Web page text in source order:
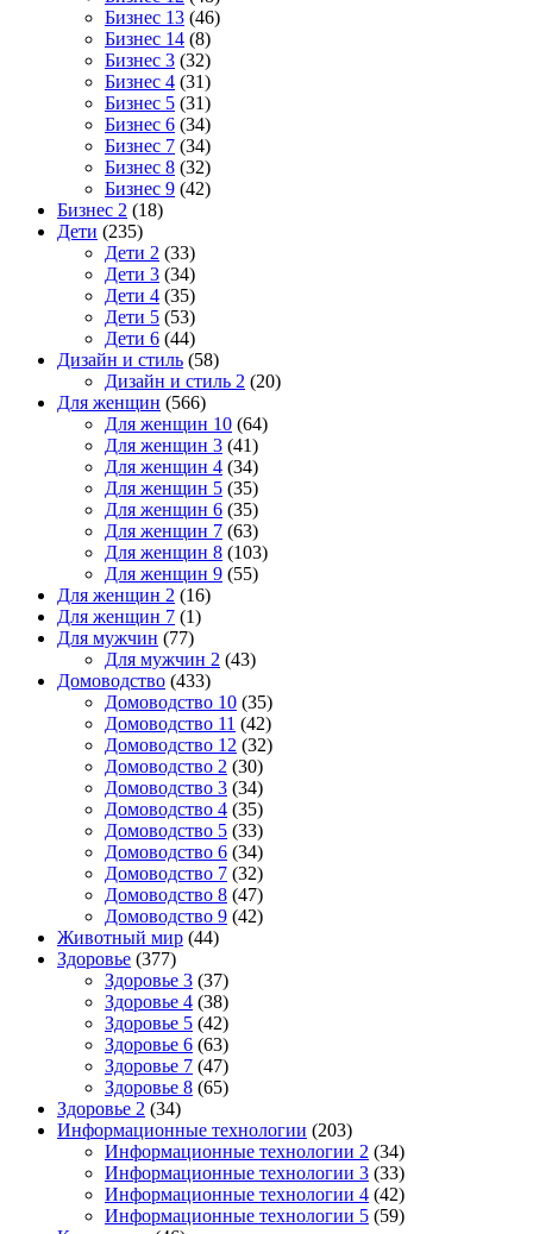
Бизнес 13 (46)
Бизнес 14 (8)
Бизнес 3 (32)
Бизнес 4 (31)
Бизнес 5 (31)
Бизнес 6 (34)
Бизнес 7 (34)
Бизнес 8 (32)
Бизнес 9 (42)
Бизнес 2 (18)
Дети (235)
Дети 2 (33)
Дети 3 (34)
Дети 4 (35)
Дети 5 (53)
Дети 6 (44)
Дизайн и стиль (58)
Дизайн и стиль 2 (20)
Для женщин (566)
Для женщин 10 (64)
Для женщин 3 (41)
Для женщин 4 (34)
Для женщин 5 (35)
Для женщин 6 (35)
Для женщин 7 (63)
Для женщин 8 (103)
Для женщин 9 (55)
Для женщин 2 (16)
Для женщин 7 (1)
Для мужчин (77)
Для мужчин 2 (43)
Домоводство (433)
Домоводство 10 (35)
Домоводство 11 (42)
Домоводство 12 (32)
Домоводство 2 (30)
Домоводство 3 (34)
Домоводство 4 (35)
Домоводство 5 (33)
Домоводство 6 (34)
Домоводство 7 (32)
Домоводство 8 (47)
Домоводство 9 (42)
Животный мир (44)
Здоровье (377)
Здоровье 3 (37)
Здоровье 4 (38)
Здоровье 5 (42)
Здоровье 6 (63)
Здоровье 7 (47)
Здоровье 8 (65)
Здоровье 2 (34)
Информационные технологии (203)
Информационные технологии 2 (34)
Информационные технологии 3 (33)
Информационные технологии 4 (42)
Информационные технологии 5 (59)